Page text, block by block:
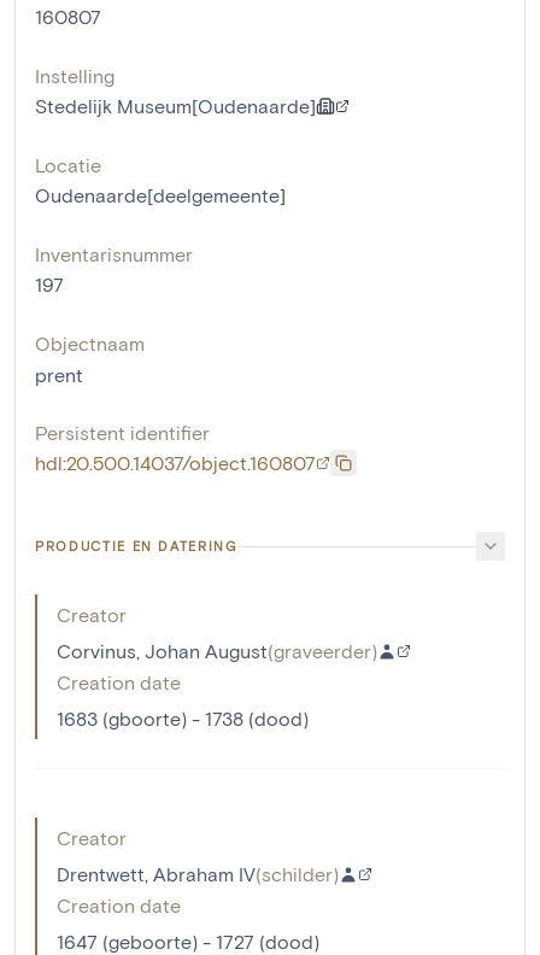
160807
Instelling
Stedelijk Museum[Oudenaarde]
Locatie
Oudenaarde[deelgemeente]
Inventarisnummer
197
Objectnaam
prent
Persistent identifier
hdl:20.500.14037/object.160807
PRODUCTIE EN DATERING
Creator
Corvinus, Johan August(graveerder)
Creation date
1683 (gboorte) - 1738 (dood)
Creator
Drentwett, Abraham IV(schilder)
Creation date
1647 (geboorte) - 1727 (dood)